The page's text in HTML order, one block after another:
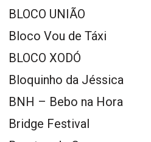
BLOCO UNIÃO
Bloco Vou de Táxi
BLOCO XODÓ
Bloquinho da Jéssica
BNH – Bebo na Hora
Bridge Festival